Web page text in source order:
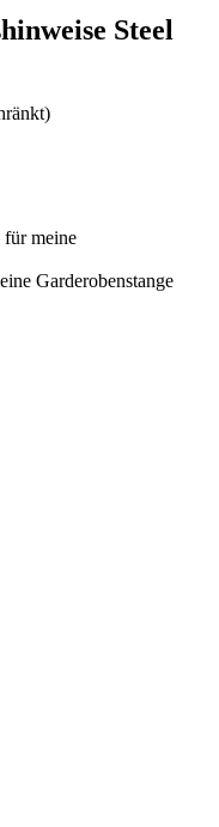
Steel
für meine
Garderobenstange